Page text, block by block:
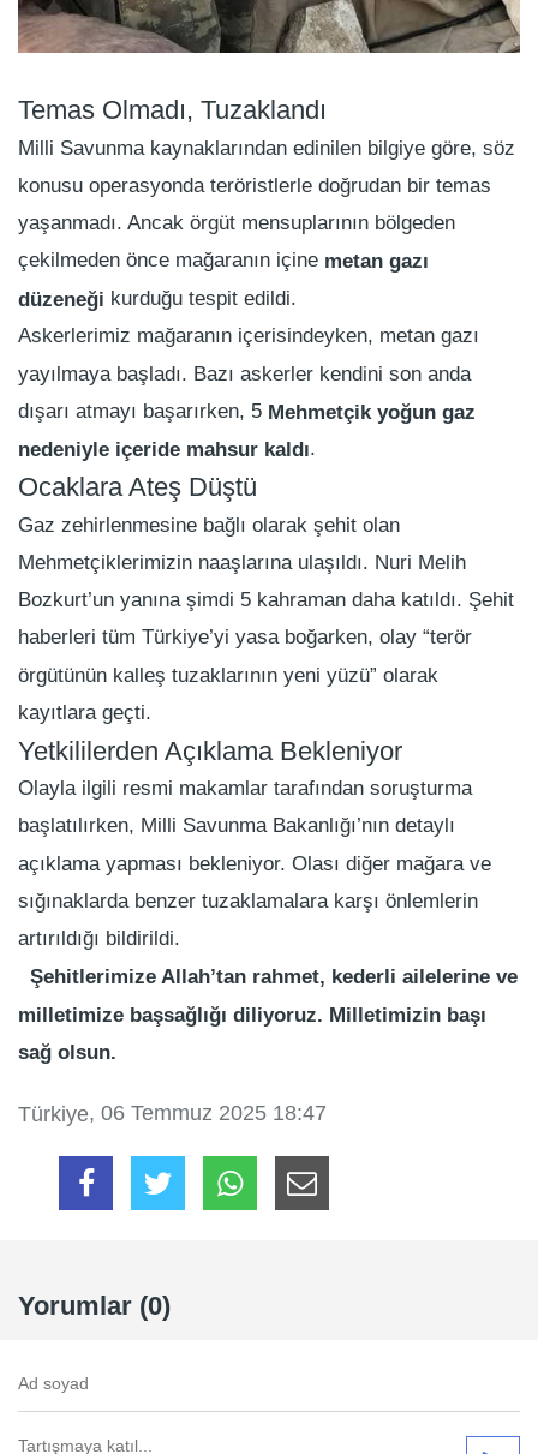
Temas Olmadı, Tuzaklandı
Milli Savunma kaynaklarından edinilen bilgiye göre, söz
konusu operasyonda teröristlerle doğrudan bir temas
yaşanmadı. Ancak örgüt mensuplarının bölgeden
çekilmeden önce mağaranın içine metan gazı
düzeneği kurduğu tespit edildi.
Askerlerimiz mağaranın içerisindeyken, metan gazı
yayılmaya başladı. Bazı askerler kendini son anda
dışarı atmayı başarırken, 5 Mehmetçik yoğun gaz
nedeniyle içeride mahsur kaldı.
Ocaklara Ateş Düştü
Gaz zehirlenmesine bağlı olarak şehit olan
Mehmetçiklerimizin naaşlarına ulaşıldı. Nuri Melih
Bozkurt’un yanına şimdi 5 kahraman daha katıldı. Şehit
haberleri tüm Türkiye’yi yasa boğarken, olay “terör
örgütünün kalleş tuzaklarının yeni yüzü” olarak
kayıtlara geçti.
Yetkililerden Açıklama Bekleniyor
Olayla ilgili resmi makamlar tarafından soruşturma
başlatılırken, Milli Savunma Bakanlığı’nın detaylı
açıklama yapması bekleniyor. Olası diğer mağara ve
sığınaklarda benzer tuzaklamalara karşı önlemlerin
artırıldığı bildirildi.
Şehitlerimize Allah’tan rahmet, kederli ailelerine ve
milletimize başsağlığı diliyoruz. Milletimizin başı
sağ olsun.
Türkiye, 06 Temmuz 2025 18:47
Yorumlar (0)